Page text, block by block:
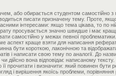
або обирається студентом самостійно з
писати призначену тему. Проте,
інтересами: якщо тема цікава, то по
просувається значно швидше і має
самостійно у межах певної
аспект краще взяти для написання
бути короткою, лаконічною та відображати
і написати свою тему по аналогії. До
дійсно вона відповідає написаному тексту.
прочитати і визначити: який повинен бути
і вирішення якоїсь проблеми, порівняння